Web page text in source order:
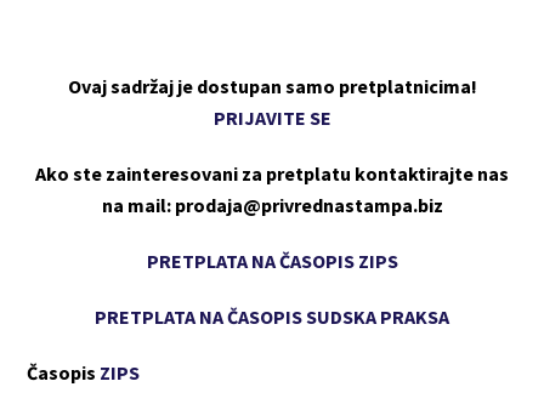
Ovaj sadržaj je dostupan samo pretplatnicima!
PRIJAVITE SE
Ako ste zainteresovani za pretplatu kontaktirajte nas
na mail: prodaja@privrednastampa.biz
PRETPLATA NA ČASOPIS ZIPS
PRETPLATA NA ČASOPIS SUDSKA PRAKSA
Časopis ZIPS